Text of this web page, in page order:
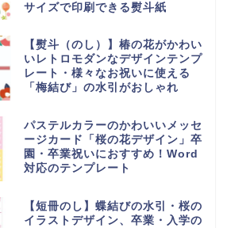
サイズで印刷できる熨斗紙
【熨斗（のし）】椿の花がかわい
いレトロモダンなデザインテンプ
レート・様々なお祝いに使える
「梅結び」の水引がおしゃれ
パステルカラーのかわいいメッセ
ージカード「桜の花デザイン」卒
園・卒業祝いにおすすめ！Word
対応のテンプレート
【短冊のし】蝶結びの水引・桜の
イラストデザイン、卒業・入学の